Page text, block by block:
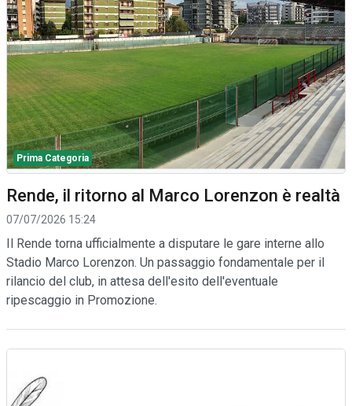
Prima Categoria
Rende, il ritorno al Marco Lorenzon è realtà
07/07/2026 15:24
Il Rende torna ufficialmente a disputare le gare interne allo
Stadio Marco Lorenzon. Un passaggio fondamentale per il
rilancio del club, in attesa dell'esito dell'eventuale
ripescaggio in Promozione.